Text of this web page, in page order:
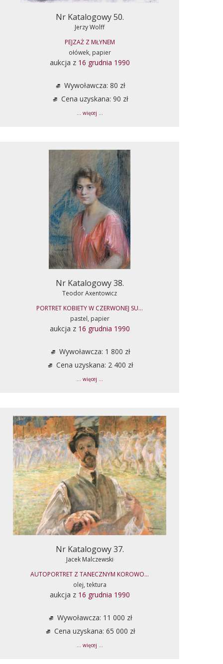
Nr Katalogowy 50.
Jerzy Wolff
PEJZAŻ Z MŁYNEM
ołówek, papier
aukcja z 16 grudnia 1990
Wywoławcza: 80 zł
Cena uzyskana: 90 zł
... więcej ...
Nr Katalogowy 38.
Teodor Axentowicz
PORTRET KOBIETY W CZERWONEJ SU...
pastel, papier
aukcja z 16 grudnia 1990
Wywoławcza: 1 800 zł
Cena uzyskana: 2 400 zł
... więcej ...
Nr Katalogowy 37.
Jacek Malczewski
AUTOPORTRET Z TANECZNYM KOROWO...
olej, tektura
aukcja z 16 grudnia 1990
Wywoławcza: 11 000 zł
Cena uzyskana: 65 000 zł
... więcej ...